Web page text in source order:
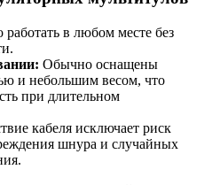
в любом месте без
Обычно оснащены
и небольшим весом, что
при длительном
кабеля исключает риск
шнура и случайных